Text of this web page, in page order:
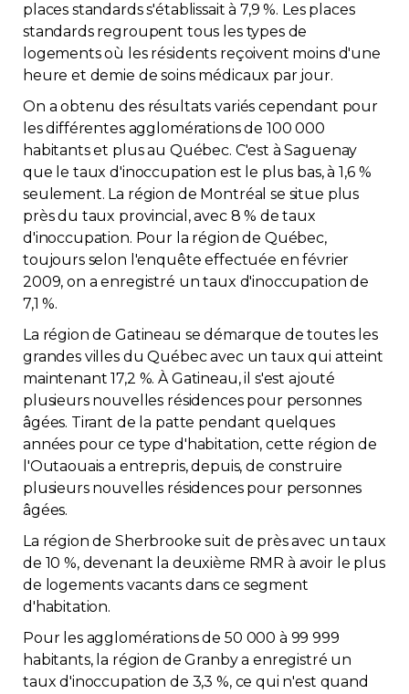
App APQ
Médias
FAQ
Zone Membres
Français
Contact
Adhésion
places standards s'établissait à 7,9 %. Les places
standards regroupent tous les types de
logements où les résidents reçoivent moins d'une
heure et demie de soins médicaux par jour.
On a obtenu des résultats variés cependant pour
les différentes agglomérations de 100 000
habitants et plus au Québec. C'est à Saguenay
que le taux d'inoccupation est le plus bas, à 1,6 %
seulement. La région de Montréal se situe plus
près du taux provincial, avec 8 % de taux
d'inoccupation. Pour la région de Québec,
toujours selon l'enquête effectuée en février
2009, on a enregistré un taux d'inoccupation de
7,1 %.
La région de Gatineau se démarque de toutes les
grandes villes du Québec avec un taux qui atteint
maintenant 17,2 %. À Gatineau, il s'est ajouté
plusieurs nouvelles résidences pour personnes
âgées. Tirant de la patte pendant quelques
années pour ce type d'habitation, cette région de
l'Outaouais a entrepris, depuis, de construire
plusieurs nouvelles résidences pour personnes
âgées.
La région de Sherbrooke suit de près avec un taux
de 10 %, devenant la deuxième RMR à avoir le plus
de logements vacants dans ce segment
d'habitation.
Pour les agglomérations de 50 000 à 99 999
habitants, la région de Granby a enregistré un
taux d'inoccupation de 3,3 %, ce qui n'est quand